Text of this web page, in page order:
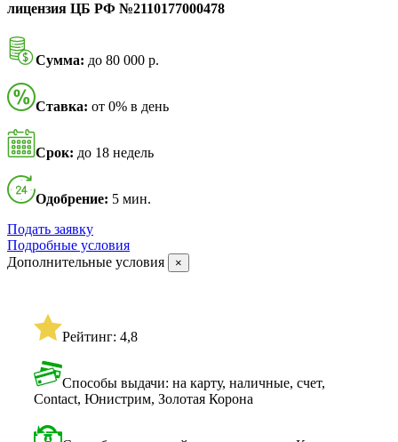
лицензия ЦБ РФ №2110177000478
Сумма: до 80 000 р.
Ставка: от 0% в день
Срок: до 18 недель
Одобрение: 5 мин.
Подать заявку
Подробные условия
Дополнительные условия
×
Рейтинг: 4,8
Способы выдачи: на карту, наличные, счет,
Contact, Юнистрим, Золотая Корона